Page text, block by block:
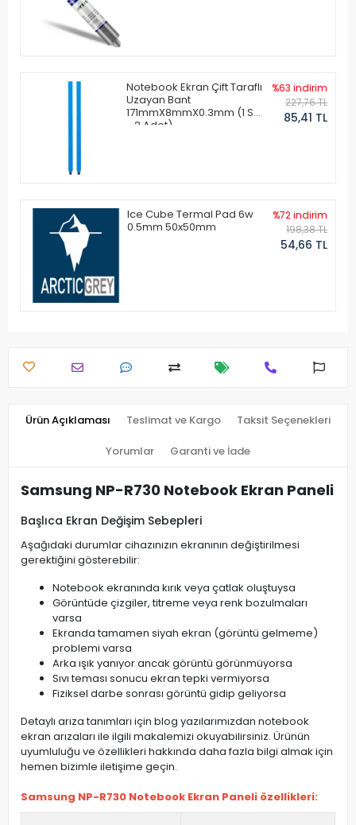
Notebook Ekran Çift Taraflı
Uzayan Bant
171mmX8mmX0.3mm (1 Set
- 2 Adet)
%63 indirim
227,76 TL
85,41 TL
Ice Cube Termal Pad 6w
0.5mm 50x50mm
%72 indirim
198,38 TL
54,66 TL
Ürün Açıklaması Teslimat ve Kargo Taksit Seçenekleri
Yorumlar Garanti ve İade
Samsung NP-R730 Notebook Ekran Paneli
Başlıca Ekran Değişim Sebepleri
Aşağıdaki durumlar cihazınızın ekranının değiştirilmesi
gerektiğini gösterebilir:
Notebook ekranında kırık veya çatlak oluştuysa
Görüntüde çizgiler, titreme veya renk bozulmaları
varsa
Ekranda tamamen siyah ekran (görüntü gelmeme)
problemi varsa
Arka ışık yanıyor ancak görüntü görünmüyorsa
Sıvı teması sonucu ekran tepki vermiyorsa
Fiziksel darbe sonrası görüntü gidip geliyorsa
Detaylı arıza tanımları için blog yazılarımızdan notebook
ekran arızaları ile ilgili makalemizi okuyabilirsiniz. Ürünün
uyumluluğu ve özellikleri hakkında daha fazla bilgi almak için
hemen bizimle iletişime geçin.
Samsung NP-R730 Notebook Ekran Paneli özellikleri: